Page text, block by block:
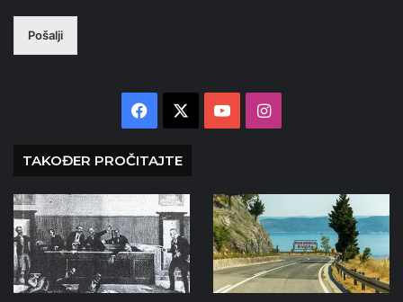
Pošalji
Facebook YouTubeInstagram
TAKOĐER PROČITAJTE